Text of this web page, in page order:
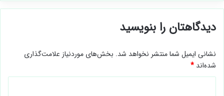
دیدگاهتان را بنویسید
نشانی ایمیل شما منتشر نخواهد شد. بخش‌های موردنیاز علامت‌گذاری
شده‌اند *